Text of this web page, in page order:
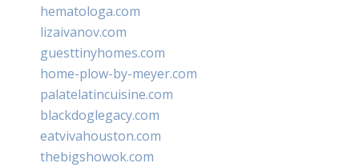
hematologa.com
lizaivanov.com
guesttinyhomes.com
home-plow-by-meyer.com
palatelatincuisine.com
blackdoglegacy.com
eatvivahouston.com
thebigshowok.com